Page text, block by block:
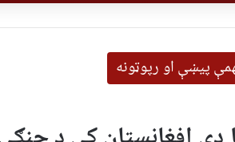
پیښې او رپوټونه